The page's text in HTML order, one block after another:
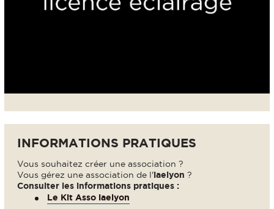
INFORMATIONS PRATIQUES
Vous souhaitez créer une association ?
Vous gérez une association de l'iaelyon ?
Consulter les informations pratiques :
Le Kit Asso iaelyon